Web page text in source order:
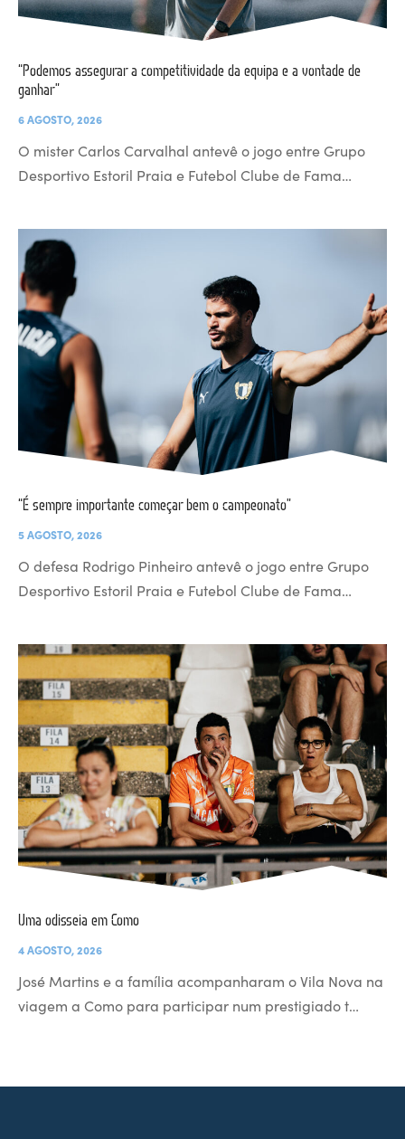
“Podemos assegurar a competitividade da equipa e a vontade de
ganhar”
6 AGOSTO, 2026
O mister Carlos Carvalhal antevê o jogo entre Grupo
Desportivo Estoril Praia e Futebol Clube de Fama…
“É sempre importante começar bem o campeonato”
5 AGOSTO, 2026
O defesa Rodrigo Pinheiro antevê o jogo entre Grupo
Desportivo Estoril Praia e Futebol Clube de Fama…
Uma odisseia em Como
4 AGOSTO, 2026
José Martins e a família acompanharam o Vila Nova na
viagem a Como para participar num prestigiado t…